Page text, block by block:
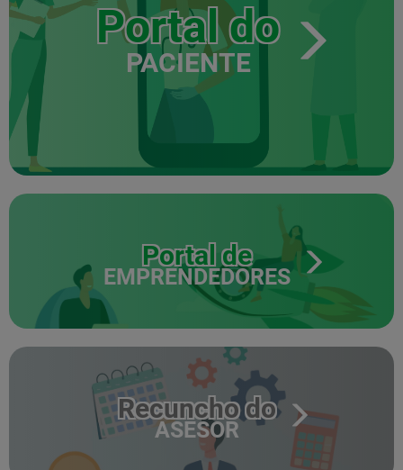
Portal do
PACIENTE
Portal de
EMPRENDEDORES
Recuncho do
ASESOR